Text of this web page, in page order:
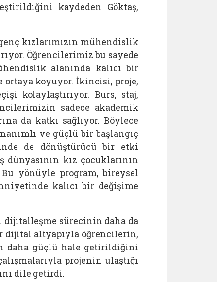
kaydeden Göktaş,
kızlarımızın mühendislik
Öğrencilerimiz bu sayede
alanında kalıcı bir
koyuyor. İkincisi, proje,
kolaylaştırıyor. Burs, staj,
sadece akademik
da katkı sağlıyor. Böylece
ve güçlü bir başlangıç
de dönüştürücü bir etki
kız çocuklarının
yönüyle program, bireysel
kalıcı bir değişime
dijitalleşme sürecinin daha da
altyapıyla öğrencilerin,
daha güçlü hale getirildiğini
projenin ulaştığı
dile getirdi.